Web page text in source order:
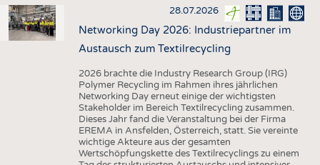
28.07.2026
Networking Day 2026: Industriepartner im
Austausch zum Textilrecycling
2026 brachte die Industry Research Group (IRG)
Polymer Recycling im Rahmen ihres jährlichen
Networking Day erneut einige der wichtigsten
Stakeholder im Bereich Textilrecycling zusammen.
Dieses Jahr fand die Veranstaltung bei der Firma
EREMA in Ansfelden, Österreich, statt. Sie vereinte
wichtige Akteure aus der gesamten
Wertschöpfungskette des Textilrecyclings zu einem